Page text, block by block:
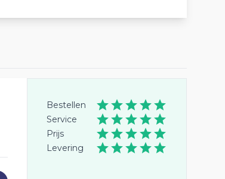
Bestellen
Service
Prijs
Levering